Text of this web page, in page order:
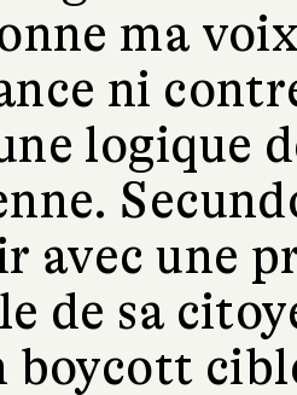
ma
ni
logique
avec une
de sa
boycott